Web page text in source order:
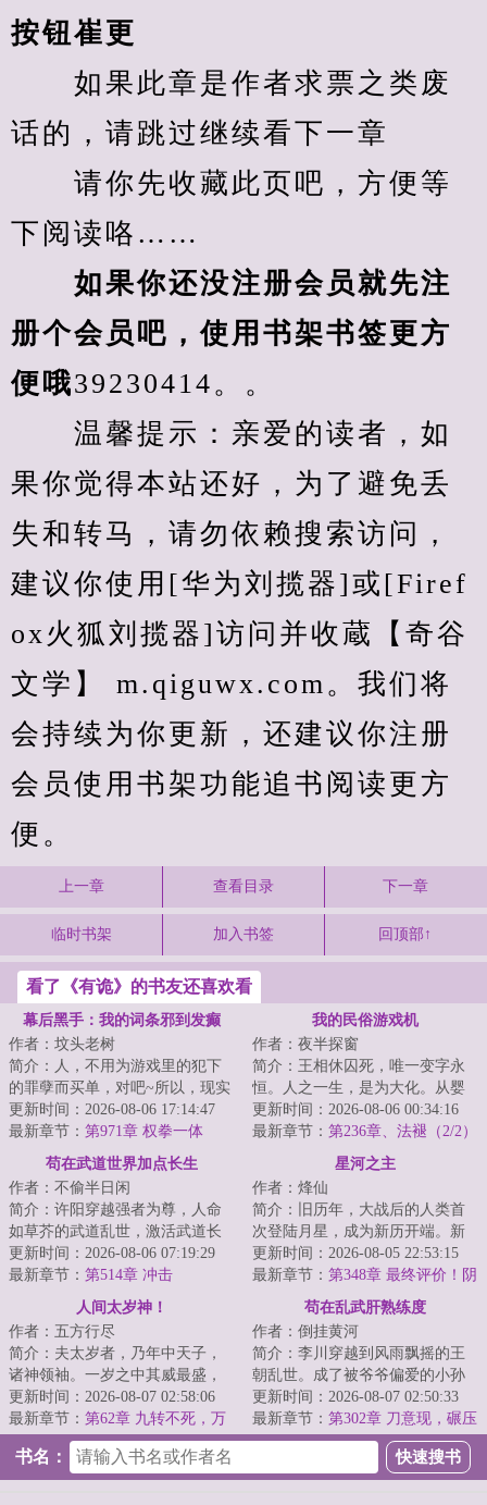
按钮崔更
如果此章是作者求票之类废
话的，请跳过继续看下一章
请你先收藏此页吧，方便等
下阅读咯……
如果你还没注册会员就先注
册个会员吧，使用书架书签更方
便哦39230414。。
温馨提示：亲爱的读者，如
果你觉得本站还好，为了避免丢
失和转马，请勿依赖搜索访问，
建议你使用[华为刘揽器]或[Firef
ox火狐刘揽器]访问并收蔵【奇谷
文学】 m.qiguwx.com。我们将
会持续为你更新，还建议你注册
会员使用书架功能追书阅读更方
便。
上一章 查看目录 下一章
临时书架 加入书签 回顶部↑
看了《有诡》的书友还喜欢看
幕后黑手：我的词条邪到发癫
作者：坟头老树
简介：人，不用为游戏里的犯下
的罪孽而买单，对吧~所以，现实
里我唯唯诺诺，游戏里我重拳出
击。现实里我...
更新时间：2026-08-06 17:14:47
最新章节： 第971章 权拳一体
我的民俗游戏机
作者：夜半探窗
简介：王相休囚死，唯一变字永
恒。人之一生，是为大化。从婴
孩，至少壮，到老耄，最后也逃
不开死亡。许峰...
更新时间：2026-08-06 00:34:16
最新章节： 第236章、法褪（2/2）
苟在武道世界加点长生
作者：不偷半日闲
简介：许阳穿越强者为尊，人命
如草芥的武道乱世，激活武道长
生面板。面板对他行为进行评
估、结算，凡是有...
更新时间：2026-08-06 07:19:29
最新章节： 第514章 冲击
星河之主
作者：烽仙
简介：旧历年，大战后的人类首
次登陆月星，成为新历开端。新
历年，月星人口超过亿，人类诞
生第一位星空武...
更新时间：2026-08-05 22:53:15
最新章节： 第348章 最终评价！阴
谋【万字求票】
人间太岁神！
作者：五方行尽
简介：夫太岁者，乃年中天子，
诸神领袖。一岁之中其威最盛，
其权至高，其力最强，犯之大
凶。……洪元穿越...
更新时间：2026-08-07 02:58:06
最新章节： 第62章 九转不死，万
劫临大墟！
苟在乱武肝熟练度
作者：倒挂黄河
简介：李川穿越到风雨飘摇的王
朝乱世。成了被爷爷偏爱的小孙
子，全家节衣缩食，日夜劳作供
他拜入武馆。可...
更新时间：2026-08-07 02:50:33
最新章节： 第302章 刀意现，碾压
姜昭宇！
书名：